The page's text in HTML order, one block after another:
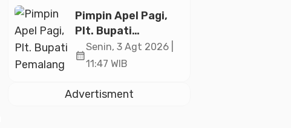
Istiqlal
Pimpin Apel Pagi,
Plt. Bupati
Pemalang
Tekankan Disiplin
untuk Pelayanan
calendar_month
Senin, 3 Agt 2026 |
11:47 WIB
Advertisment